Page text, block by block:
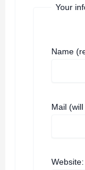
Your
Name
Mail
Website: